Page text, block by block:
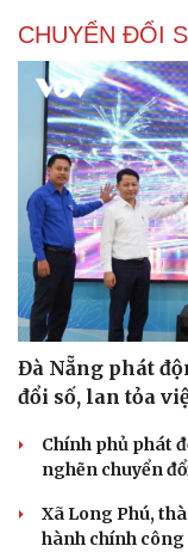
CHUYỂN ĐỔI
Đà Nẵng phát
đổi số, lan tỏa
Chính phủ phát
nghẽn chuyển
Xã Long Phú,
hành chính công